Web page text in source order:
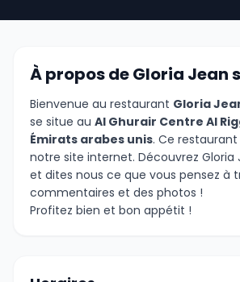
À propos de Gloria Jean
Bienvenue au restaurant Gloria
se situe au Al Ghurair Centre Al
Émirats arabes unis. Ce
notre site internet. Découvrez Gloria
et dites nous ce que vous pensez à
commentaires et des photos !
Profitez bien et bon appétit !